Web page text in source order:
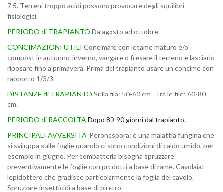
7.5. Terreni troppo acidi possono provocare degli squilibri
fisiologici.
PERIODO di TRAPIANTO Da agosto ad ottobre.
CONCIMAZIONI UTILI Concimare con letame maturo e/o
compost in autunno-inverno, vangare o fresare il terreno e lasciarlo
riposare fino a primavera. Prima del trapianto usare un concime con
rapporto 1/3/3
DISTANZE di TRAPIANTO Sulla fila: 50-60 cm., Tra le file: 60-80
cm.
PERIODO di RACCOLTA Dopo 80-90 giorni dal trapianto.
PRINCIPALI AVVERSITA’ Peronospora: è una malattia fungina che
si sviluppa sulle foglie quando ci sono condizioni di caldo umido, per
esempio in giugno. Per combatterla bisogna spruzzare
preventivamente le foglie con prodotti a base di rame. Cavolaia:
lepidottero che gradisce particolarmente la foglia del cavolo.
Spruzzare insetticidi a base di piretro.